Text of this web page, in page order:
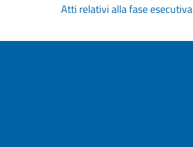
Atti relativi alla fase esecutiva